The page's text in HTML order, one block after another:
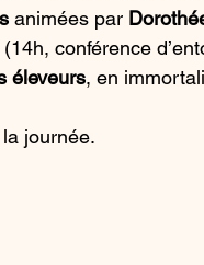
animées par
(14h, conférence
éleveurs, en
journée.